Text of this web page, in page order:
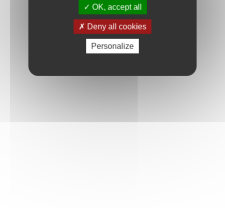
OK, accept all
Deny all cookies
Personalize